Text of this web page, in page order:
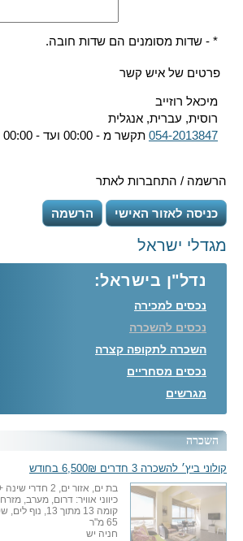
* - שדות מסומנים הם שדות חובה.
פרטים של איש קשר
מיכאל רוזייב
רוסית, עברית, אנגלית
054-2013847 תקשר מ - 00:00 ועד - 00:00
הרשמה / התחברות לאתר
כניסה לאזור האישי הרשמה
מגדלי ישראל
נדל"ן בישראל:
נכסים למכירה
נכסים להשכרה
השכרה לתקופה קצרה
נכסים מסחריים
מגרשים
השכרה
קולוני ביץ׳ להשכרה 3 חדרים 6,500₪ בחודש
בת ים, אזור ים, 2 חדרי שינה + סלון
כיווני אוויר: דרום, מערב, מזרח
קומה 13 מתוך 13, נוף לים, שטח הדירה בקולוני ביץ׳
65 מ"ר
חניה יש